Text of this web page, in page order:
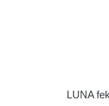
LUNA